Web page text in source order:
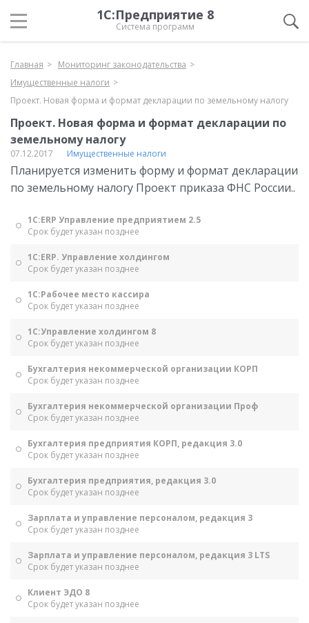
1С:Предприятие 8
Система программ
Главная
Мониторинг законодательства
Имущественные налоги
Проект. Новая форма и формат декларации по земельному налогу
Проект. Новая форма и формат декларации по
земельному налогу
07.12.2017 Имущественные налоги
Планируется изменить форму и формат декларации
по земельному налогу Проект приказа ФНС России..
1С:ERP Управление предприятием 2.5
Срок будет указан позднее
1С:ERP. Управление холдингом
Срок будет указан позднее
1С:Рабочее место кассира
Срок будет указан позднее
1С:Управление холдингом 8
Срок будет указан позднее
Бухгалтерия некоммерческой организации КОРП
Срок будет указан позднее
Бухгалтерия некоммерческой организации Проф
Срок будет указан позднее
Бухгалтерия предприятия КОРП, редакция 3.0
Срок будет указан позднее
Бухгалтерия предприятия, редакция 3.0
Срок будет указан позднее
Зарплата и управление персоналом, редакция 3
Срок будет указан позднее
Зарплата и управление персоналом, редакция 3 LTS
Срок будет указан позднее
Клиент ЭДО 8
Срок будет указан позднее